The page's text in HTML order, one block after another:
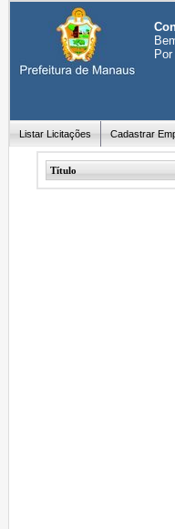
Listar Licitações Cadastrar
Título